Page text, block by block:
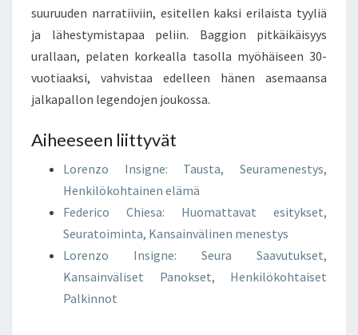
suuruuden narratiiviin, esitellen kaksi erilaista tyyliä
ja lähestymistapaa peliin. Baggion pitkäikäisyys
urallaan, pelaten korkealla tasolla myöhäiseen 30-
vuotiaaksi, vahvistaa edelleen hänen asemaansa
jalkapallon legendojen joukossa.
Aiheeseen liittyvät
Lorenzo Insigne: Tausta, Seuramenestys,
Henkilökohtainen elämä
Federico Chiesa: Huomattavat esitykset,
Seuratoiminta, Kansainvälinen menestys
Lorenzo Insigne: Seura Saavutukset,
Kansainväliset Panokset, Henkilökohtaiset
Palkinnot